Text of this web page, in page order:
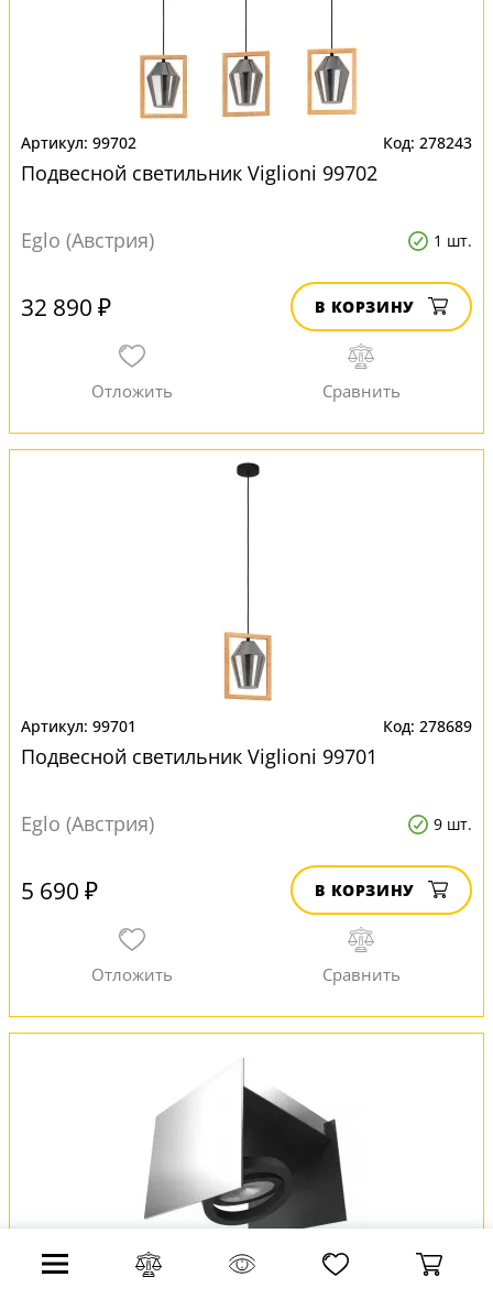
99702 278243
Подвесной светильник Viglioni 99702
Eglo (Австрия) 1 шт.
32 890 ₽ В КОРЗИНУ
99701 278689
Подвесной светильник Viglioni 99701
Eglo (Австрия) 9 шт.
5 690 ₽ В КОРЗИНУ